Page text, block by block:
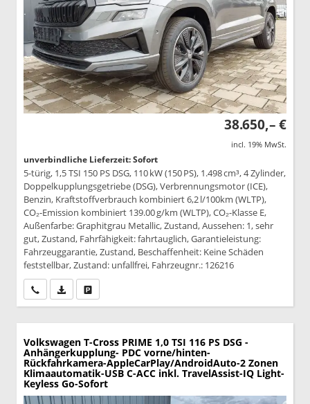
38.650,– €
incl. 19% MwSt.
unverbindliche Lieferzeit: Sofort
5-türig, 1,5 TSI 150 PS DSG, 110 kW (150 PS), 1.498 cm³, 4 Zylinder,
Doppelkupplungsgetriebe (DSG), Verbrennungsmotor (ICE),
Benzin, Kraftstoffverbrauch kombiniert 6,2 l/100km (WLTP),
CO₂-Emission kombiniert 139.00 g/km (WLTP), CO₂-Klasse E,
Außenfarbe: Graphitgrau Metallic, Zustand, Aussehen: 1, sehr
gut, Zustand, Fahrfähigkeit: fahrtauglich, Garantieleistung:
Fahrzeuggarantie, Zustand, Beschaffenheit: Keine Schäden
feststellbar, Zustand: unfallfrei, Fahrzeugnr.: 126216
Wir rufen Sie anPDF-Datei, Fahrzeugexposé drucken
Volkswagen T-Cross PRIME 1,0 TSI 116 PS DSG -
Anhängerkupplung- PDC vorne/hinten-
Rückfahrkamera-AppleCarPlay/AndroidAuto-2 Zonen
Klimaautomatik-USB C-ACC inkl. TravelAssist-IQ Light-
Keyless Go-Sofort